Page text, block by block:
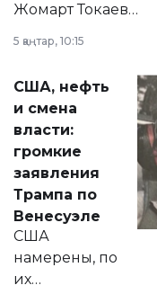
Жомарт Токаев
сразу несколько
актуальных тем —
от слухов о
политических
реформах до
вопросов армии,
экономики и
личного здоровья.
5 қаңтар, 10:15
США, нефть
и смена
власти:
громкие
заявления
Трампа по
Венесуэле
США
намерены, по
их